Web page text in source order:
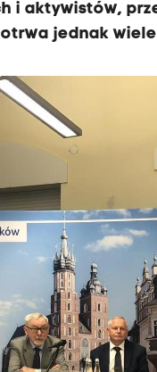
i aktywistów,
jednak